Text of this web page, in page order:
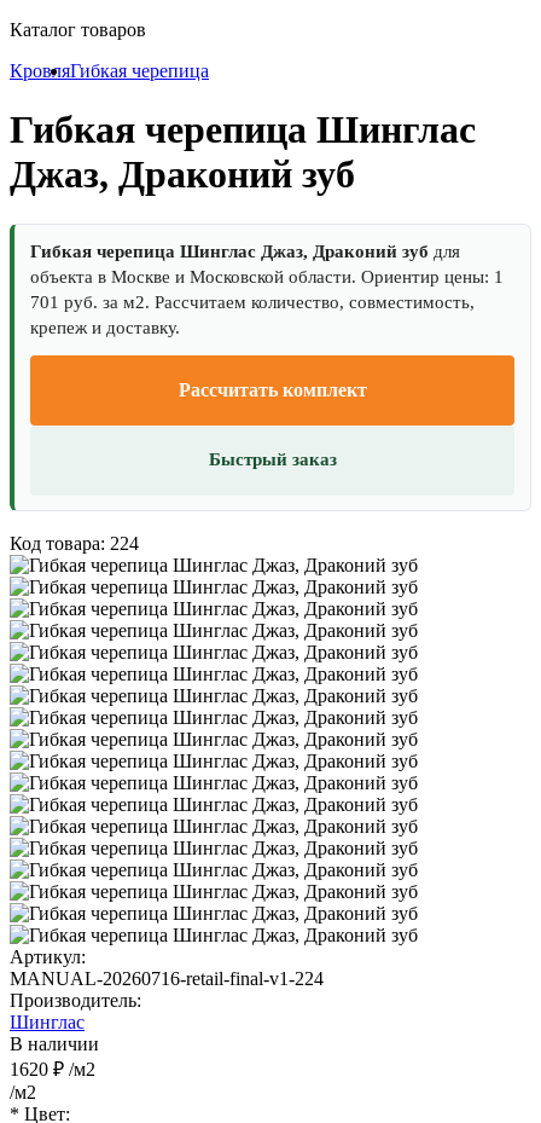
Каталог товаров
КровляГибкая черепица
Гибкая черепица Шинглас
Джаз, Драконий зуб
Гибкая черепица Шинглас Джаз, Драконий зуб для
объекта в Москве и Московской области. Ориентир цены: 1
701 руб. за м2. Рассчитаем количество, совместимость,
крепеж и доставку.
Рассчитать комплект
Быстрый заказ
Код товара: 224
Артикул:
MANUAL-20260716-retail-final-v1-224
Производитель:
Шинглас
В наличии
1620 ₽ /м2
/м2
* Цвет: